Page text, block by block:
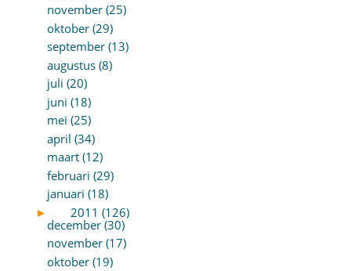
november (25)
oktober (29)
september (13)
augustus (8)
juli (20)
juni (18)
mei (25)
april (34)
maart (12)
februari (29)
januari (18)
►
2011 (126)
december (30)
november (17)
oktober (19)